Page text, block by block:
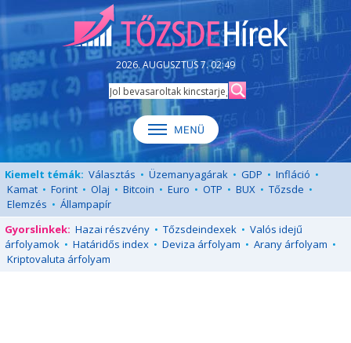
2026. AUGUSZTUS 7. 02:49
Kiemelt témák: Választás • Üzemanyagárak • GDP • Infláció •
Kamat • Forint • Olaj • Bitcoin • Euro • OTP • BUX • Tőzsde •
Elemzés • Állampapír
Gyorslinkek: Hazai részvény • Tőzsdeindexek • Valós idejű
árfolyamok • Határidős index • Deviza árfolyam • Arany árfolyam •
Kriptovaluta árfolyam